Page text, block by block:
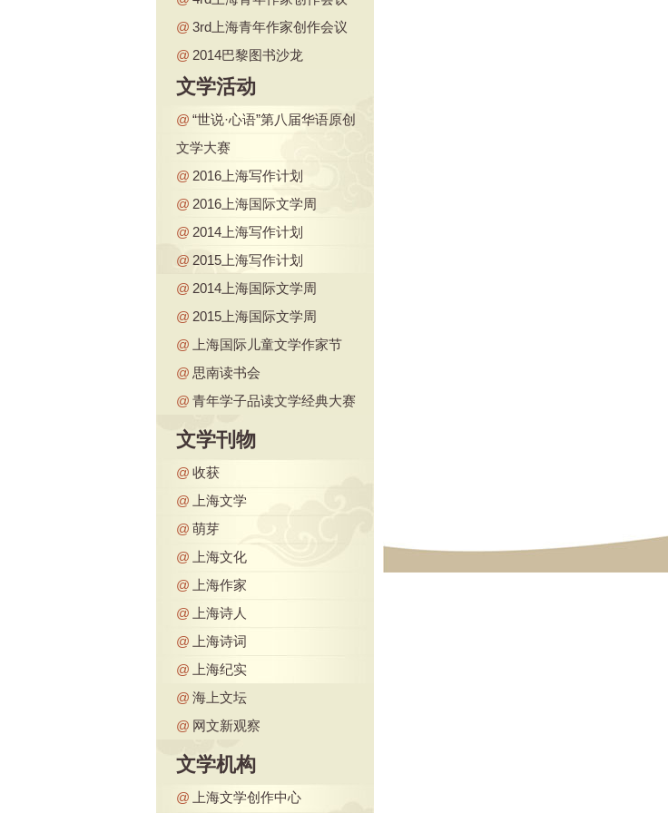
@ 3rd上海青年作家创作会议
@ 2014巴黎图书沙龙
文学活动
@ “世说·心语”第八届华语原创
文学大赛
@ 2016上海写作计划
@ 2016上海国际文学周
@ 2014上海写作计划
@ 2015上海写作计划
@ 2014上海国际文学周
@ 2015上海国际文学周
@
上海国际儿童文学作家节
@ 思南读书会
@ 青年学子品读文学经典大赛
文学刊物
@ 收获
@
上海文学
@ 萌芽
@
上海文化
@
上海作家
@
上海诗人
@
上海诗词
@
上海纪实
@ 海上文坛
@ 网文新观察
文学机构
@ 上海文学创作中心